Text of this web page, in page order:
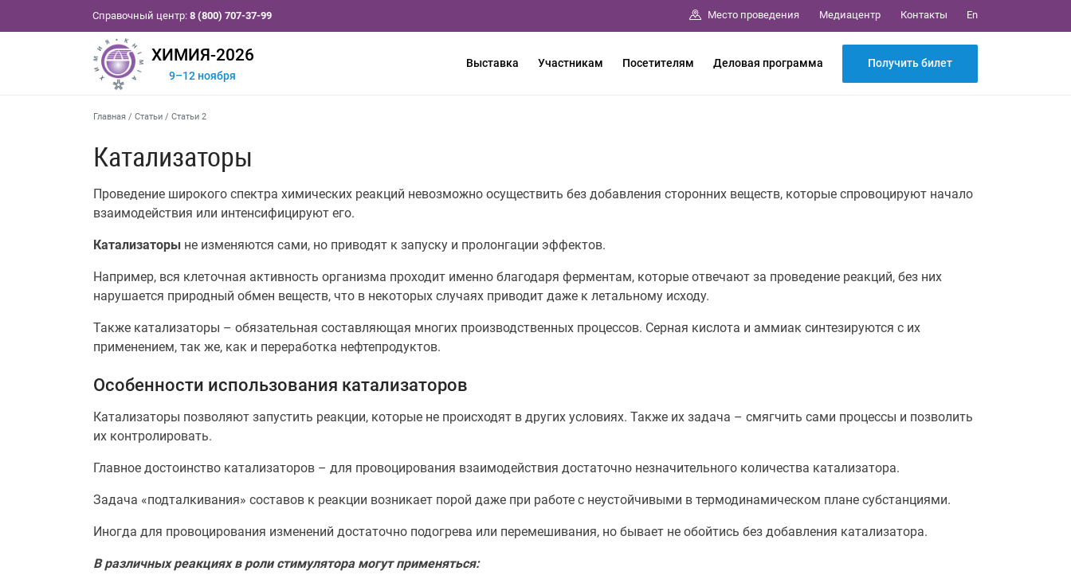
Справочный центр: 8 (800) 707-37-99 Место проведения Медиацентр Контакты En
ХИМИЯ-2026
9–12 ноября
Выставка Участникам Посетителям Деловая программа Получить билет
Главная / Статьи / Статьи 2
Катализаторы
Проведение широкого спектра химических реакций невозможно осуществить без добавления сторонних веществ, которые спровоцируют начало
взаимодействия или интенсифицируют его.
Катализаторы не изменяются сами, но приводят к запуску и пролонгации эффектов.
Например, вся клеточная активность организма проходит именно благодаря ферментам, которые отвечают за проведение реакций, без них
нарушается природный обмен веществ, что в некоторых случаях приводит даже к летальному исходу.
Также катализаторы – обязательная составляющая многих производственных процессов. Серная кислота и аммиак синтезируются с их
применением, так же, как и переработка нефтепродуктов.
Особенности использования катализаторов
Катализаторы позволяют запустить реакции, которые не происходят в других условиях. Также их задача – смягчить сами процессы и позволить
их контролировать.
Главное достоинство катализаторов – для провоцирования взаимодействия достаточно незначительного количества катализатора.
Задача «подталкивания» составов к реакции возникает порой даже при работе с неустойчивыми в термодинамическом плане субстанциями.
Иногда для провоцирования изменений достаточно подогрева или перемешивания, но бывает не обойтись без добавления катализатора.
В различных реакциях в роли стимулятора могут применяться: